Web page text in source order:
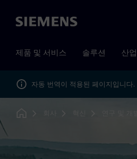
Siemens
제품 및 서비스 솔루션 산업
자동 번역이 적용된 페이지입니다.
Home